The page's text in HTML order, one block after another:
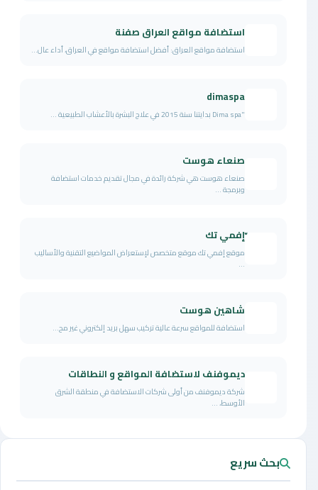
استضافة مواقع العراق صفنة
استضافة مواقع العراق: أفضل استضافة مواقع في العراق، أداء عال...
dimaspa
"Dima spa بدايتنا سنة 2015 في علاج البشرة بالأعشاب الطبيعية ...
صنعاء هوست
صنعاء هوست هي شركة رائدة في مجال تقديم خدمات استضافة
وبرمجة ...
ّإفمي تك
موقع إفمي تك موقع متخصص لإستعراض المواضيع التقنية والأساليب
...
شاهين هوست
استضافة للمواقع سرعة عالية تركيب سهل بريد إلكتروني غير مح...
ديموفنف لاستضافة المواقع و النطاقات
شركة ديموفنف من أولى شركات الاستضافة في منطقة الشرق
الأوسط، ...
بحث سريع